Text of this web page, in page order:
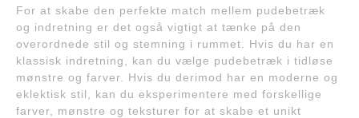
For at skabe den perfekte match mellem pudebetræk
og indretning er det også vigtigt at tænke på den
overordnede stil og stemning i rummet. Hvis du har en
klassisk indretning, kan du vælge pudebetræk i tidløse
mønstre og farver. Hvis du derimod har en moderne og
eklektisk stil, kan du eksperimentere med forskellige
farver, mønstre og teksturer for at skabe et unikt